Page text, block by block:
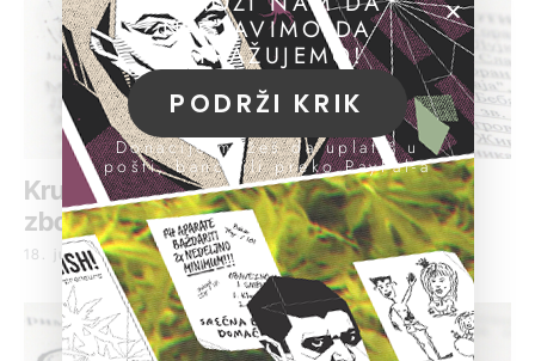
Kruševački kriminalac Jotka uhapšen
zbog proganjanja
18. jul 2019.
NASTAVIMO DA
ISTRAŽUJEMO!
PODRŽI KRIK
Donacije možeš da uplatiš u
pošti, banci ili preko PayPal-a